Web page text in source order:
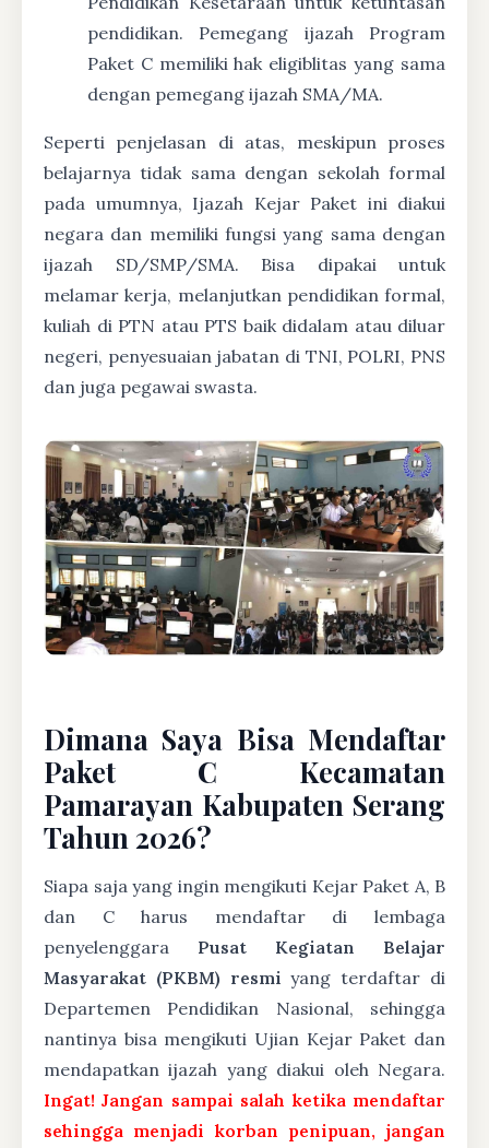
pendidikan. Pemegang ijazah Program
Paket C memiliki hak eligiblitas yang sama
dengan pemegang ijazah SMA/MA.
Seperti penjelasan di atas, meskipun proses
belajarnya tidak sama dengan sekolah formal
pada umumnya, Ijazah Kejar Paket ini diakui
negara dan memiliki fungsi yang sama dengan
ijazah SD/SMP/SMA. Bisa dipakai untuk
melamar kerja, melanjutkan pendidikan formal,
kuliah di PTN atau PTS baik didalam atau diluar
negeri, penyesuaian jabatan di TNI, POLRI, PNS
dan juga pegawai swasta.
Dimana Saya Bisa Mendaftar
Paket C Kecamatan
Pamarayan Kabupaten Serang
Tahun 2026?
Siapa saja yang ingin mengikuti Kejar Paket A, B
dan C harus mendaftar di lembaga
penyelenggara Pusat Kegiatan Belajar
Masyarakat (PKBM) resmi yang terdaftar di
Departemen Pendidikan Nasional, sehingga
nantinya bisa mengikuti Ujian Kejar Paket dan
mendapatkan ijazah yang diakui oleh Negara.
Ingat! Jangan sampai salah ketika mendaftar
sehingga menjadi korban penipuan, jangan